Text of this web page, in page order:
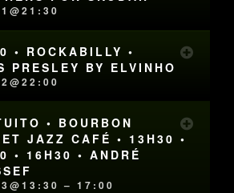
• ROCKABILLY •
PRESLEY BY ELVINHO
• BOURBON
JAZZ CAFÉ • 13H30 •
• 16H30 • ANDRÉ
– 17:00